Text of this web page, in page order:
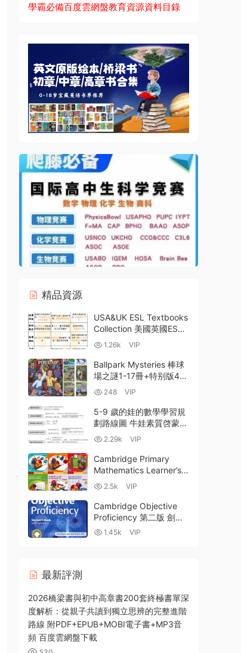
學霸必備百度雲網盤教育資源資料目錄
精品資源
USA&UK ESL Textbooks
Collection 美國英國ESL
教材PDF資源合集 持續搜
集更新中 百度雲網盤下載
1.26k VIP
Ballpark Mysteries 棒球
場之謎1-17冊+特别版4冊
英文初章書EPUB+MOBI
電子版 MP3音頻 百度雲
網盤下載
248 VIP
5-9 歲的娃的數學學習規
劃路線圖 牛娃素質啓蒙手
冊精選
2.29k VIP
Cambridge Primary
Mathematics Learner’s
Book 劍橋國際小學數學
原版教材1-6全套 全彩
PDF 百度雲網盤下載
2.5k VIP
Cambridge Objective
Proficiency 第二版 劍橋
CPE備考官方教材PDF 白
1.45k VIP
最新評測
2026橋梁書與初中高章書200套終極書單深
度解析：從親子共讀到獨立思辨的完整進階
路線 附PDF+EPUB+MOBI電子書+MP3音
頻 百度雲網盤下載